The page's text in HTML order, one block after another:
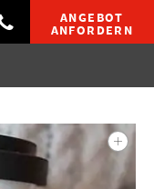
ANGEBOT
ANFORDERN